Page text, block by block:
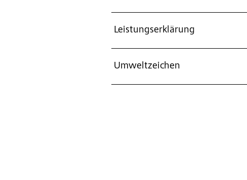
Leistungserklärung
Umweltzeichen